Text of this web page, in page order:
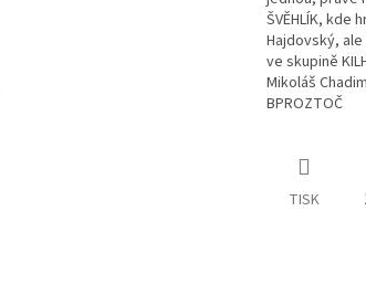
ŠVĚHLÍK, kde
Hajdovský,
ve skupině
Mikoláš
BPROZTOČ
TISK